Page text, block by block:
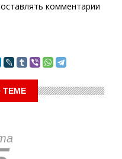
комментарии
ТЕМЕ